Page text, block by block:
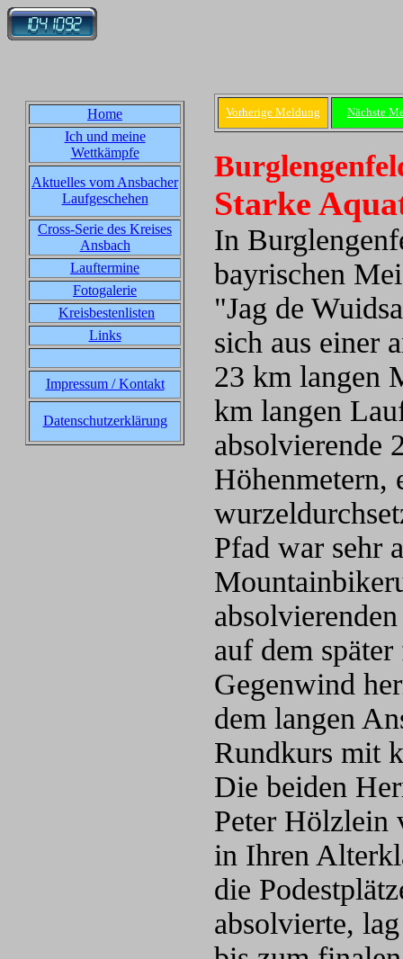
Home
Ich und meine
Wettkämpfe
Aktuelles vom Ansbacher
Laufgeschehen
Cross-Serie des Kreises
Ansbach
Lauftermine
Fotogalerie
Kreisbestenlisten
Links
Impressum / Kontakt
Datenschutzerklärung
Vorherige Meldung Nächste
Starke
In
bayrischen
"Jag de
sich aus einer
23 km langen
km langen
absolvierende
Höhenmetern,
Pfad war sehr
auf dem
Gegenwind
dem langen
Rundkurs mit
Die beiden
Peter Hölzlein
in Ihren
die
absolvierte,